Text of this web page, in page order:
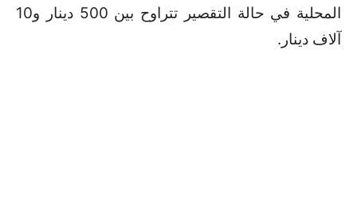
المحلية في حالة التقصير تتراوح بين 500 دينار و10
آلاف دينار .